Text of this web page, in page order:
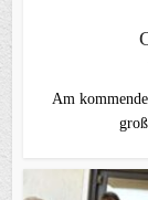
Am